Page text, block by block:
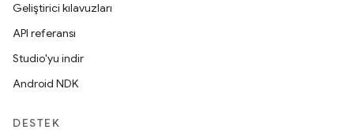
Geliştirici kılavuzları
API referansı
Studio'yu indir
Android NDK
DESTEK